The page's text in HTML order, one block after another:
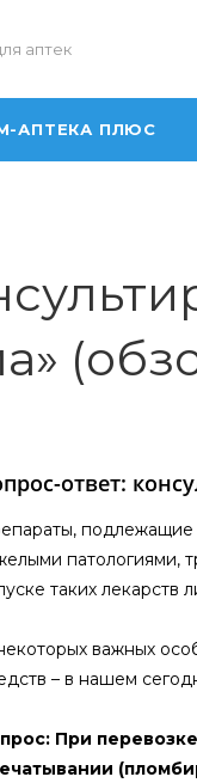
аптек
АПТЕКА ПЛЮС
ответ:
подлежащие
патологиями,
таких лекарств
важных
– в нашем
При